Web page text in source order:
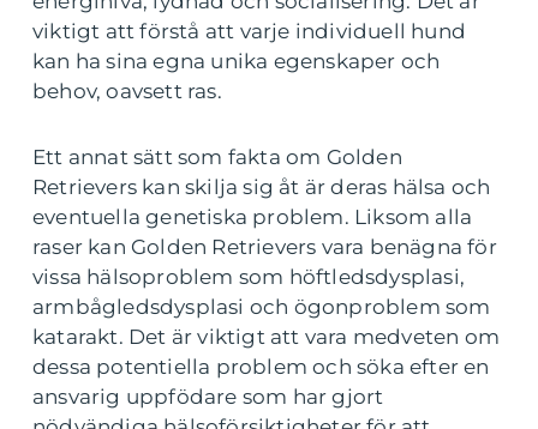
viktigt att förstå att varje individuell hund
kan ha sina egna unika egenskaper och
behov, oavsett ras.
Ett annat sätt som fakta om Golden
Retrievers kan skilja sig åt är deras hälsa och
eventuella genetiska problem. Liksom alla
raser kan Golden Retrievers vara benägna för
vissa hälsoproblem som höftledsdysplasi,
armbågledsdysplasi och ögonproblem som
katarakt. Det är viktigt att vara medveten om
dessa potentiella problem och söka efter en
ansvarig uppfödare som har gjort